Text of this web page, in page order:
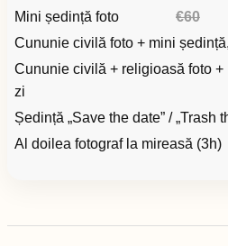
Mini ședință foto €60
Cununie civilă foto + mini
Cununie civilă + religioasă foto +
zi
Ședință „Save the date” / „Trash
Al doilea fotograf la mireasă (3h)